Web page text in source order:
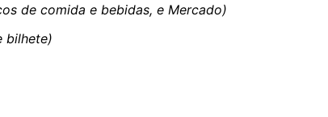
de comida e bebidas, e Mercado)
bilhete)